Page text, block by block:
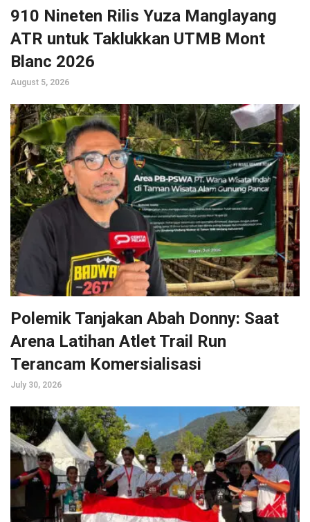
910 Nineten Rilis Yuza Manglayang
ATR untuk Taklukkan UTMB Mont
Blanc 2026
August 5, 2026
Polemik Tanjakan Abah Donny: Saat
Arena Latihan Atlet Trail Run
Terancam Komersialisasi
July 30, 2026